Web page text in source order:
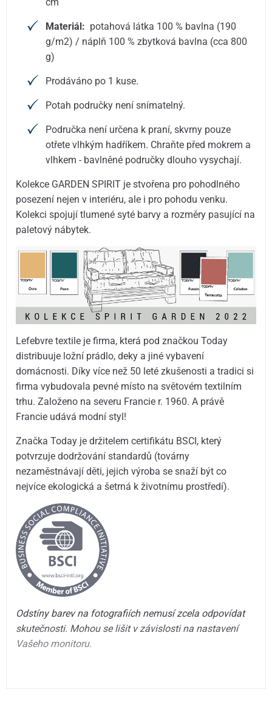
Materiál: potahová látka 100 % bavlna (190
g/m2) / náplň 100 % zbytková bavlna (cca 800
g)
Prodáváno po 1 kuse.
Potah područky není snímatelný.
Područka není určena k praní, skvrny pouze
otřete vlhkým hadříkem. Chraňte před mokrem a
vlhkem - bavlněné područky dlouho vysychají.
Kolekce GARDEN SPIRIT je stvořena pro pohodlného
posezení nejen v interiéru, ale i pro pohodu venku.
Kolekci spojují tlumené syté barvy a rozměry pasující na
paletový nábytek.
Lefebvre textile je firma, která pod značkou Today
distribuuje ložní prádlo, deky a jiné vybavení
domácnosti. Díky více než 50 leté zkušenosti a tradici si
firma vybudovala pevné místo na světovém textilním
trhu. Založeno na severu Francie r. 1960. A právě
Francie udává modní styl!
Značka Today je držitelem certifikátu BSCI, který
potvrzuje dodržování standardů (továrny
nezaměstnávají děti, jejich výroba se snaží být co
nejvíce ekologická a šetrná k životnímu prostředí).
Odstíny barev na fotografiích nemusí zcela odpovídat
skutečnosti. Mohou se lišit v závislosti na nastavení
Vašeho monitoru.